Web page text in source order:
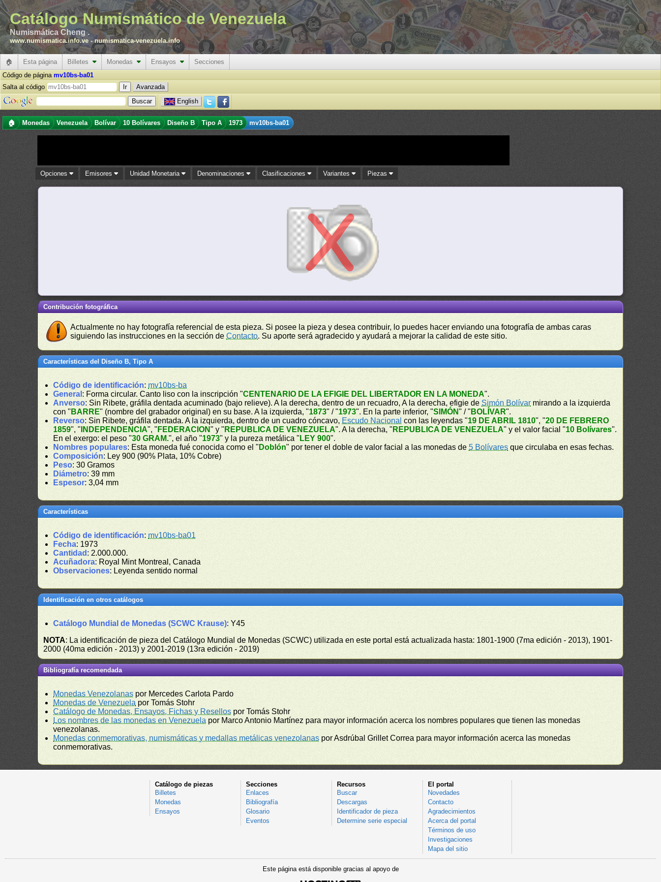
Catálogo Numismático de Venezuela
Numismática Cheng .
www.numismatica.info.ve -numismatica-venezuela.info
🏠 Esta página Billetes Monedas Ensayos
Secciones
Código de página mv10bs-ba01
Salta al código
Avanzada
English
🏠 Monedas Venezuela Bolívar 10 Bolívares Diseño B Tipo A 1973 mv10bs-ba01
Opciones Emisores Unidad Monetaria Denominaciones Clasificaciones Variantes Piezas
Contribución fotográfica
Actualmente no hay fotografía referencial de esta pieza. Si posee la pieza y desea contribuir, lo puedes hacer enviando una fotografía de ambas caras
siguiendo las instrucciones en la sección deContacto. Su aporte será agradecido y ayudará a mejorar la calidad de este sitio.
Características del Diseño B, Tipo A
Código de identificación: mv10bs-ba
General : Forma circular. Canto liso con la inscripción "CENTENARIO DE LA EFIGIE DEL LIBERTADOR EN LA MONEDA".
Anverso: Sin Ribete, gráfila dentada acuminado (bajo relieve). A la derecha, dentro de un recuadro, A la derecha, efigie de Simón Bolívar mirando a la izquierda
con " BARRE" (nombre del grabador original) en su base. A la izquierda, "1873" / "1973". En la parte inferior, "SIMÓN" / " BOLÍVAR".
Reverso: Sin Ribete, gráfila dentada. A la izquierda, dentro de un cuadro cóncavo, Escudo Nacional con las leyendas "19 DE ABRIL 1810", "20 DE FEBRERO
1859", " INDEPENDENCIA", " FEDERACION" y " REPUBLICA DE VENEZUELA". A la derecha, " REPUBLICA DE VENEZUELA" y el valor facial "10 Bolívares".
En el exergo: el peso "30 GRAM.", el año "1973" y la pureza metálica " LEY 900".
Nombres populares: Esta moneda fué conocida como el " Doblón" por tener el doble de valor facial a las monedas de 5 Bolívares que circulaba en esas fechas.
Composición: Ley 900 (90% Plata, 10% Cobre)
Peso: 30 Gramos
Diámetro: 39 mm
Espesor: 3,04 mm
Características
Código de identificación: mv10bs-ba01
Fecha: 1973
Cantidad : 2.000.000.
Acuñadora: Royal Mint Montreal, Canada
Observaciones: Leyenda sentido normal
Identificación en otros catálogos
Catálogo Mundial de Monedas (SCWC Krause): Y45
NOTA: La identificación de pieza del Catálogo Mundial de Monedas (SCWC) utilizada en este portal está actualizada hasta: 1801-1900 (7ma edición - 2013), 1901-
2000 (40ma edición - 2013) y 2001-2019 (13ra edición - 2019)
Bibliografía recomendada
Monedas Venezolanas por Mercedes Carlota Pardo
Monedas de Venezuela por Tomás Stohr
Catálogo de Monedas, Ensayos, Fichas y Resellos por Tomás Stohr
Los nombres de las monedas en Venezuela por Marco Antonio Martínez para mayor información acerca los nombres populares que tienen las monedas
venezolanas.
Monedas conmemorativas, numismáticas y medallas metálicas venezolanas por Asdrúbal Grillet Correa para mayor información acerca las monedas
conmemorativas.
Catálogo de piezas
Billetes
Monedas
Ensayos
Secciones
Enlaces
Bibliografía
Glosario
Eventos
Recursos
Buscar
Descargas
Identificador de pieza
Determine serie especial
El portal
Novedades
Contacto
Agradecimientos
Acerca del portal
Términos de uso
Investigaciones
Mapa del sitio
Este página está disponible gracias al apoyo de